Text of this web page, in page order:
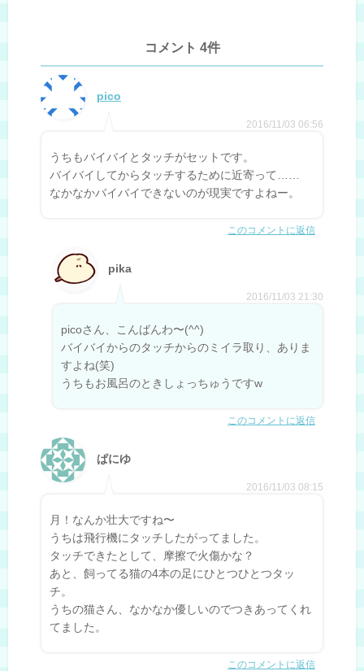
コメント 4件
pico
2016/11/03 06:56
うちもバイバイとタッチがセットです。
バイバイしてからタッチするために近寄って……
なかなかバイバイできないのが現実ですよねー。
このコメントに返信
pika
2016/11/03 21:30
picoさん、こんばんわ〜(^^)
バイバイからのタッチからのミイラ取り、ありま
すよね(笑)
うちもお風呂のときしょっちゅうですw
このコメントに返信
ぱにゆ
2016/11/03 08:15
月！なんか壮大ですね〜
うちは飛行機にタッチしたがってました。
タッチできたとして、摩擦で火傷かな？
あと、飼ってる猫の4本の足にひとつひとつタッ
チ。
うちの猫さん、なかなか優しいのでつきあってくれ
てました。
このコメントに返信